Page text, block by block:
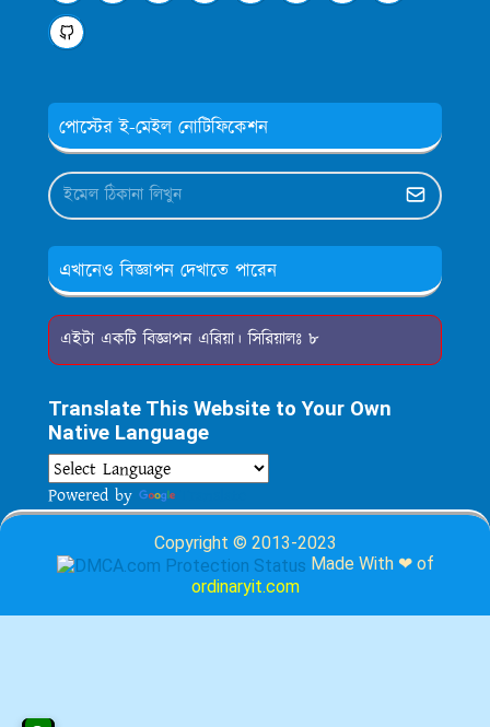
পোস্টের ই-মেইল নোটিফিকেশন
এখানেও বিজ্ঞাপন দেখাতে পারেন
এইটা একটি বিজ্ঞাপন এরিয়া। সিরিয়ালঃ ৮
Translate This Website to Your Own
Native Language
Powered by
Copyright © 2013-2023
Made With ❤ of
ordinaryit.com